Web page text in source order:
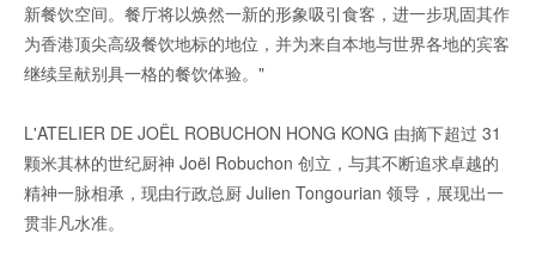
新餐饮空间。餐厅将以焕然一新的形象吸引食客，进一步巩固其作
为香港顶尖高级餐饮地标的地位，并为来自本地与世界各地的宾客
继续呈献别具一格的餐饮体验。"
L'ATELIER DE JOËL ROBUCHON HONG KONG 由摘下超过 31
颗米其林的世纪厨神 Joël Robuchon 创立，与其不断追求卓越的
精神一脉相承，现由行政总厨 Julien Tongourian 领导，展现出一
贯非凡水准。